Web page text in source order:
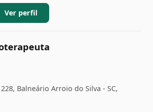
Ver perfil
Balneário Arroio do Silva - SC,